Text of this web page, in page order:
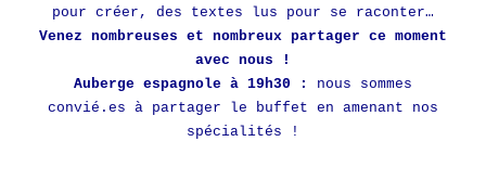
pour créer, des textes lus pour se raconter…
Venez nombreuses et nombreux partager ce moment
avec nous !
Auberge espagnole à 19h30 :
nous sommes
convié.es à partager le buffet en amenant nos
spécialités !